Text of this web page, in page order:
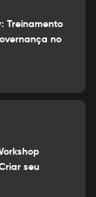
Treinamento
no
seu